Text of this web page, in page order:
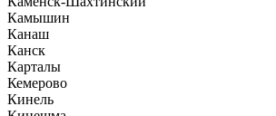
Камышин
Канаш
Канск
Карталы
Кемерово
Кинель